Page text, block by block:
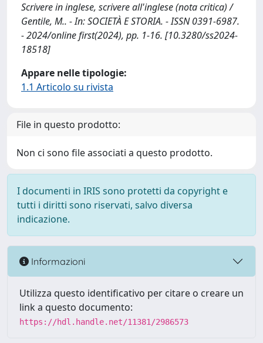
Scrivere in inglese, scrivere all'inglese (nota critica) /
Gentile, M.. - In: SOCIETÀ E STORIA. - ISSN 0391-6987.
- 2024/online first(2024), pp. 1-16. [10.3280/ss2024-
18518]
Appare nelle tipologie:
1.1 Articolo su rivista
File in questo prodotto:
Non ci sono file associati a questo prodotto.
I documenti in IRIS sono protetti da copyright e
tutti i diritti sono riservati, salvo diversa
indicazione.
Informazioni
Utilizza questo identificativo per citare o creare un
link a questo documento:
https://hdl.handle.net/11381/2986573